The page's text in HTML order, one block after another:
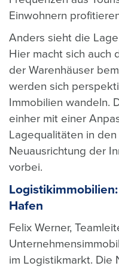
Einwohnern
Anders sieht die
Hier macht sich auch
der Warenhäuser
werden sich
Immobilien wandeln.
einher mit einer
Lagequalitäten in
Neuausrichtung der
vorbei.
Hafen
Felix Werner,
im Logistikmarkt. Die